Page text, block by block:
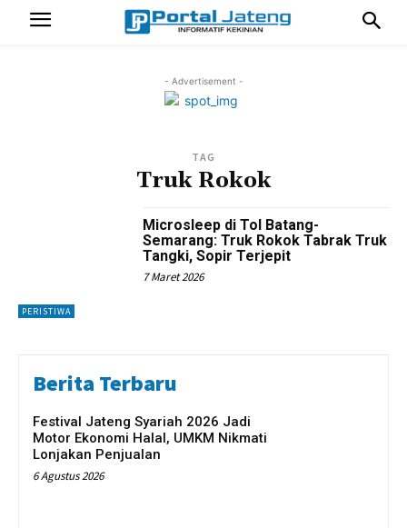
- Advertisement -
TAG
Truk Rokok
PERISTIWA
Microsleep di Tol Batang-
Semarang: Truk Rokok Tabrak Truk
Tangki, Sopir Terjepit
7 Maret 2026
Berita Terbaru
Festival Jateng Syariah 2026 Jadi
Motor Ekonomi Halal, UMKM Nikmati
Lonjakan Penjualan
6 Agustus 2026